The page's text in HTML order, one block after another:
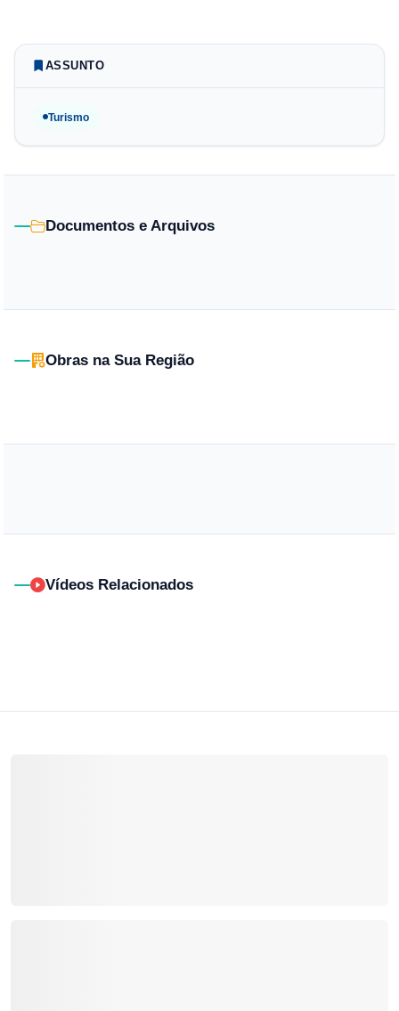
ASSUNTO
Turismo
Documentos e Arquivos
Obras na Sua Região
Vídeos Relacionados